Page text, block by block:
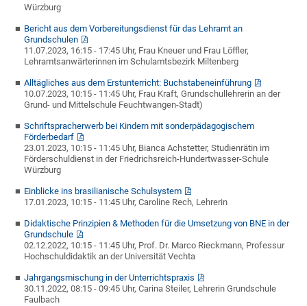
Würzburg
Bericht aus dem Vorbereitungsdienst für das Lehramt an
Grundschulen
11.07.2023, 16:15 - 17:45 Uhr, Frau Kneuer und Frau Löffler,
Lehramtsanwärterinnen im Schulamtsbezirk Miltenberg
Alltägliches aus dem Erstunterricht: Buchstabeneinführung
10.07.2023, 10:15 - 11:45 Uhr, Frau Kraft, Grundschullehrerin an der
Grund- und Mittelschule Feuchtwangen-Stadt)
Schriftspracherwerb bei Kindern mit sonderpädagogischem
Förderbedarf
23.01.2023, 10:15 - 11:45 Uhr, Bianca Achstetter, Studienrätin im
Förderschuldienst in der Friedrichsreich-Hundertwasser-Schule
Würzburg
Einblicke ins brasilianische Schulsystem
17.01.2023, 10:15 - 11:45 Uhr, Caroline Rech, Lehrerin
Didaktische Prinzipien & Methoden für die Umsetzung von BNE in der
Grundschule
02.12.2022, 10:15 - 11:45 Uhr, Prof. Dr. Marco Rieckmann, Professur
Hochschuldidaktik an der Universität Vechta
Jahrgangsmischung in der Unterrichtspraxis
30.11.2022, 08:15 - 09:45 Uhr, Carina Steiler, Lehrerin Grundschule
Faulbach